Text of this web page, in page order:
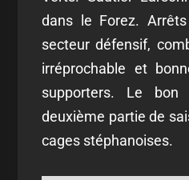
dans le Forez.
secteur défensif,
irréprochable et
supporters. Le
deuxième partie de
cages stéphanoises.